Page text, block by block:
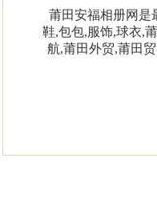
莆田安福相册网是
鞋,包包,服饰,球衣,
航,莆田外贸,莆田